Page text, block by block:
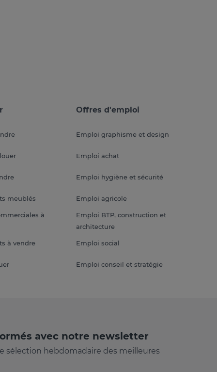
meublés
à
à vendre
Offres d'emploi
Emploi graphisme et design
Emploi achat
Emploi hygiène et sécurité
Emploi agricole
Emploi BTP, construction et
architecture
Emploi social
Emploi conseil et stratégie
avec notre newsletter
sélection hebdomadaire des meilleures